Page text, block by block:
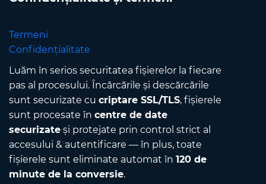
Termeni
Confidențialitate
Luăm în serios securitatea fișierelor la fiecare
pas al procesului. Încărcările și descărcările
sunt securizate cu criptare SSL/TLS, fișierele
sunt procesate în centre de date
securizate și protejate prin control strict al
accesului & autentificare — în plus, toate
fișierele sunt eliminate automat în 120 de
minute de la conversie.